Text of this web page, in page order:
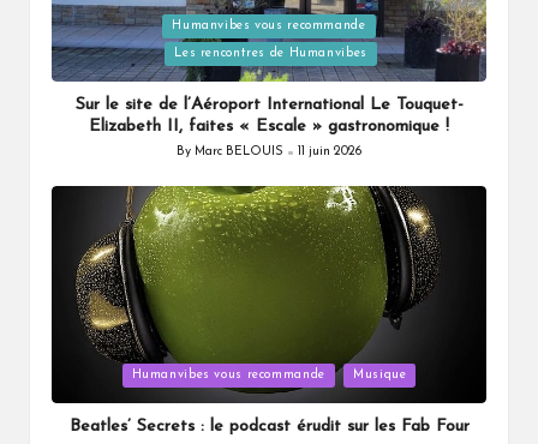
Posted
in
Humanvibes vous recommande
Les rencontres de Humanvibes
Sur le site de l’Aéroport International Le Touquet-
Elizabeth II, faites « Escale » gastronomique !
Posted
By Marc BELOUIS 11 juin 2026
in
Humanvibes vous recommande Musique
Beatles’ Secrets : le podcast érudit sur les Fab Four